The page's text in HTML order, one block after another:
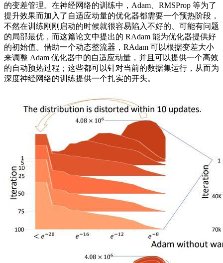
的变差管理。在神经网络的训练中，Adam、RMSProp 等为了
提升效果而加入了自适应动量的优化器都需要一个预热阶段，
不然在训练刚刚启动的时候就很容易陷入不好的、可能有问题
的局部最优，而这篇论文中提出的 RAdam 能为优化器提供好
的初始值。借助一个动态整流器，RAdam 可以根据变差大小
来调整 Adam 优化器中的自适应动量，并且可以提供一个高效
的自动预热过程；这些都可以针对当前的数据集运行，从而为
深度神经网络的训练提供一个扎实的开头。